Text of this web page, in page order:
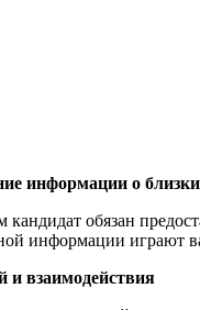
информации о
обязан
информации играют
и взаимодействия